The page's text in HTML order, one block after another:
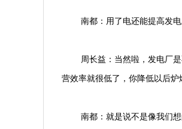
南都：用了电还能提高发
周长益：当然啦，发电厂
营效率就很低了，你降低以后炉
南都：就是说不是像我们